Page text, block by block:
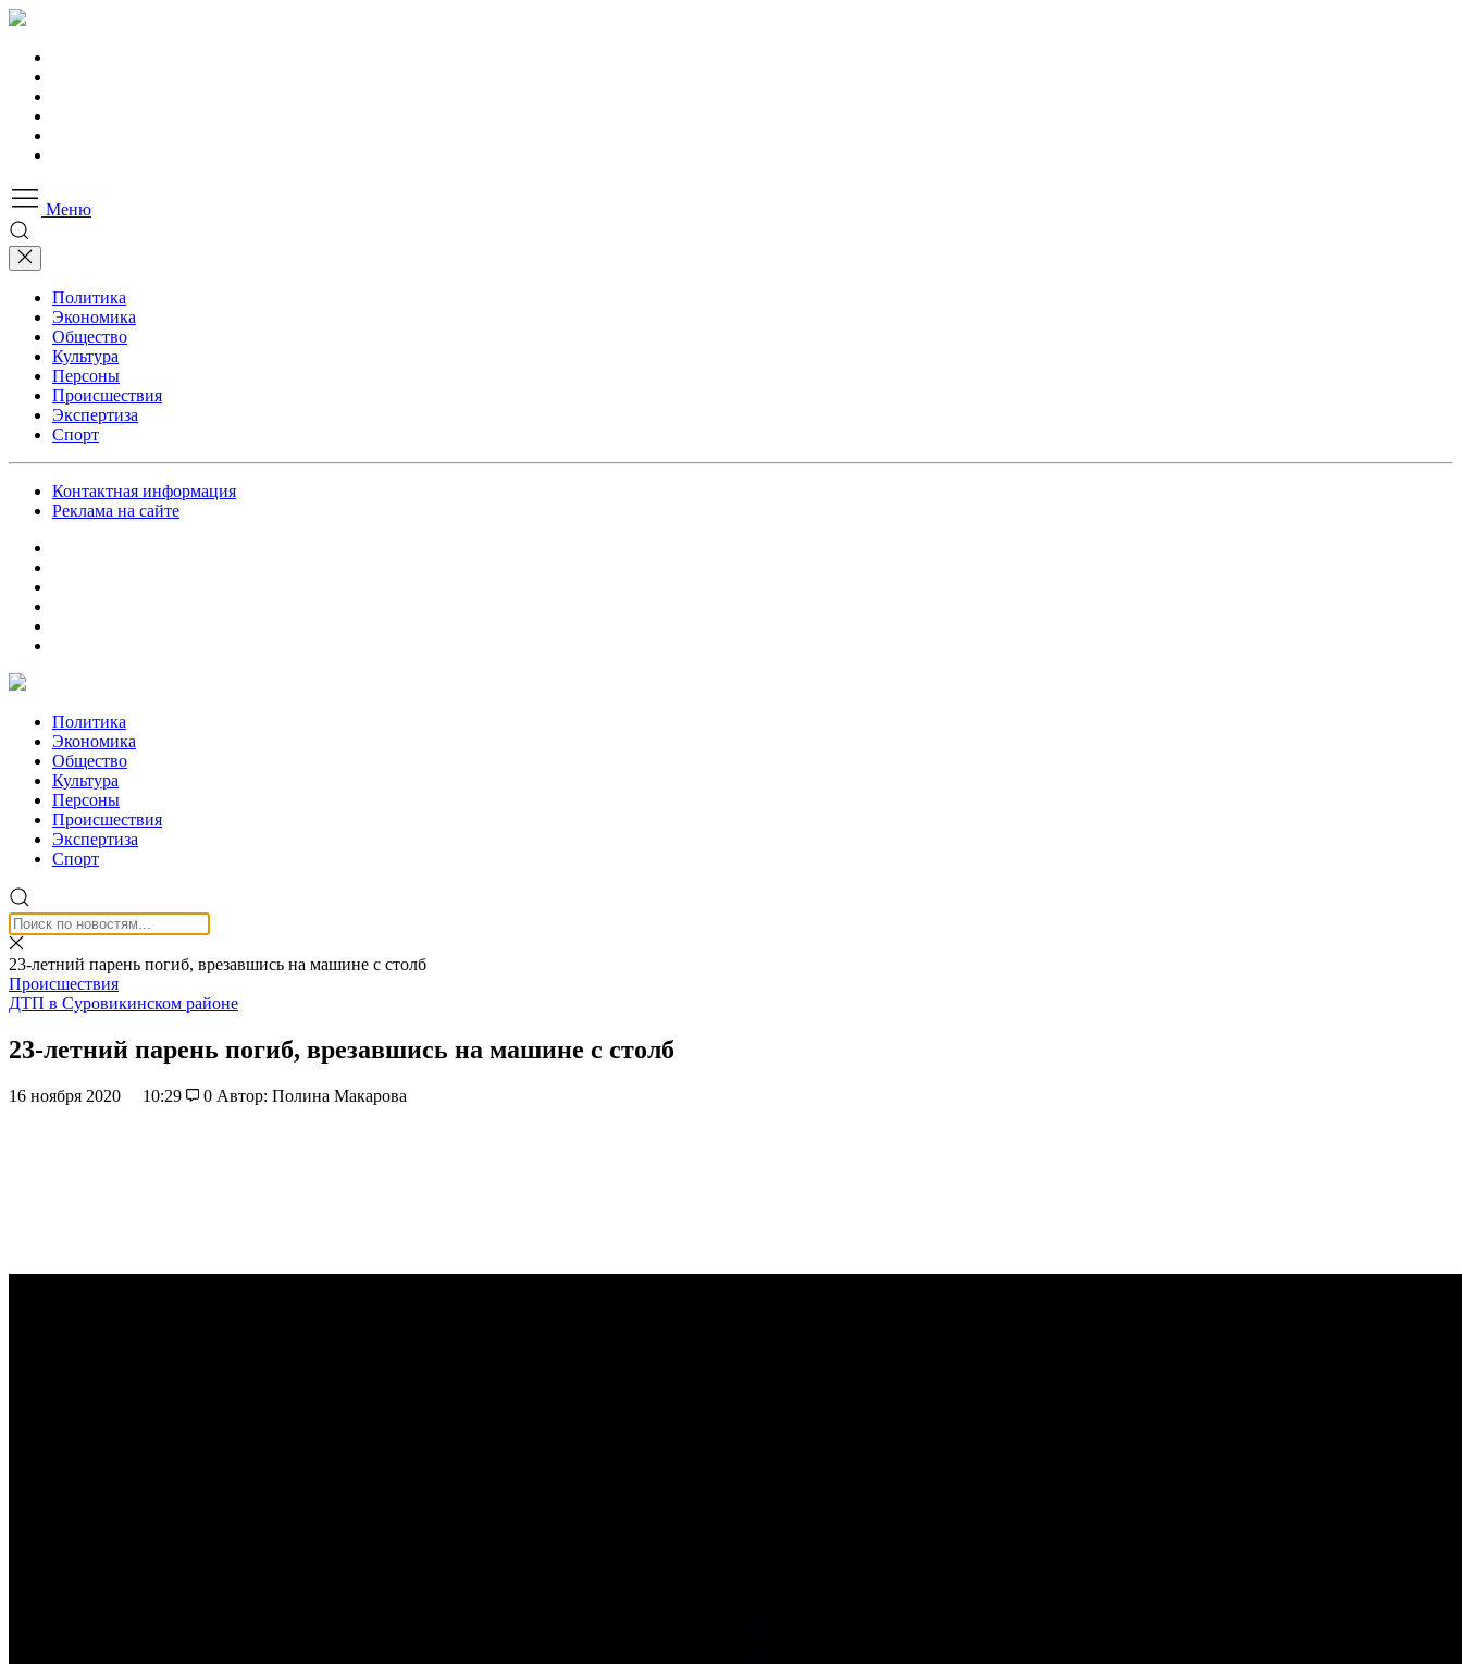
Меню
Политика
Экономика
Общество
Культура
Персоны
Происшествия
Экспертиза
Спорт
Контактная информация
Реклама на сайте
Политика
Экономика
Общество
Культура
Персоны
Происшествия
Экспертиза
Спорт
23-летний парень погиб, врезавшись на машине с столб
Происшествия
ДТП в Суровикинском районе
23-летний парень погиб, врезавшись на машине с столб
16 ноября 2020 10:29 0 Автор: Полина Макарова